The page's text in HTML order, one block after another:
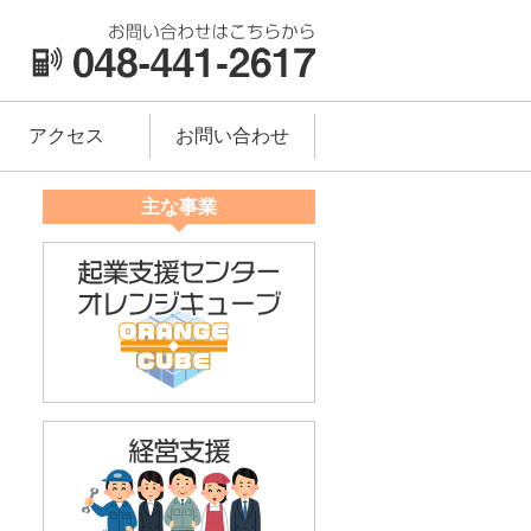
アクセス お問い合わせ
主な事業